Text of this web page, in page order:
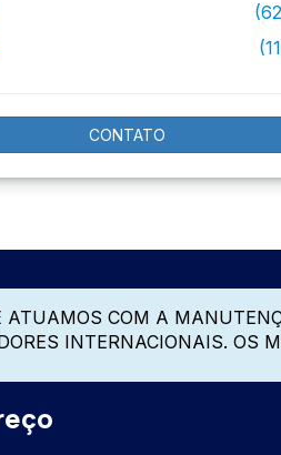
CONTATO
COM A
INTERNACIONAIS. OS